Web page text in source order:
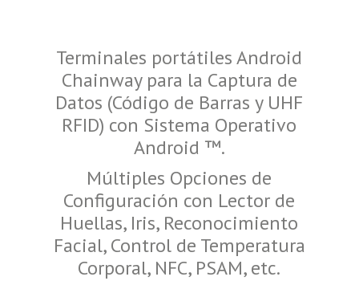
Terminales portátiles Android
Chainway para la Captura de
Datos (Código de Barras y UHF
RFID) con Sistema Operativo
Android ™.
Múltiples Opciones de
Configuración con Lector de
Huellas, Iris, Reconocimiento
Facial, Control de Temperatura
Corporal, NFC, PSAM, etc.